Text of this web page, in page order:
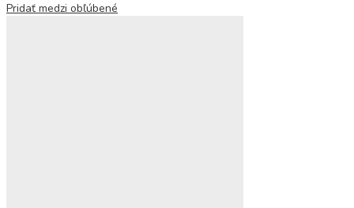
Pridať medzi obľúbené